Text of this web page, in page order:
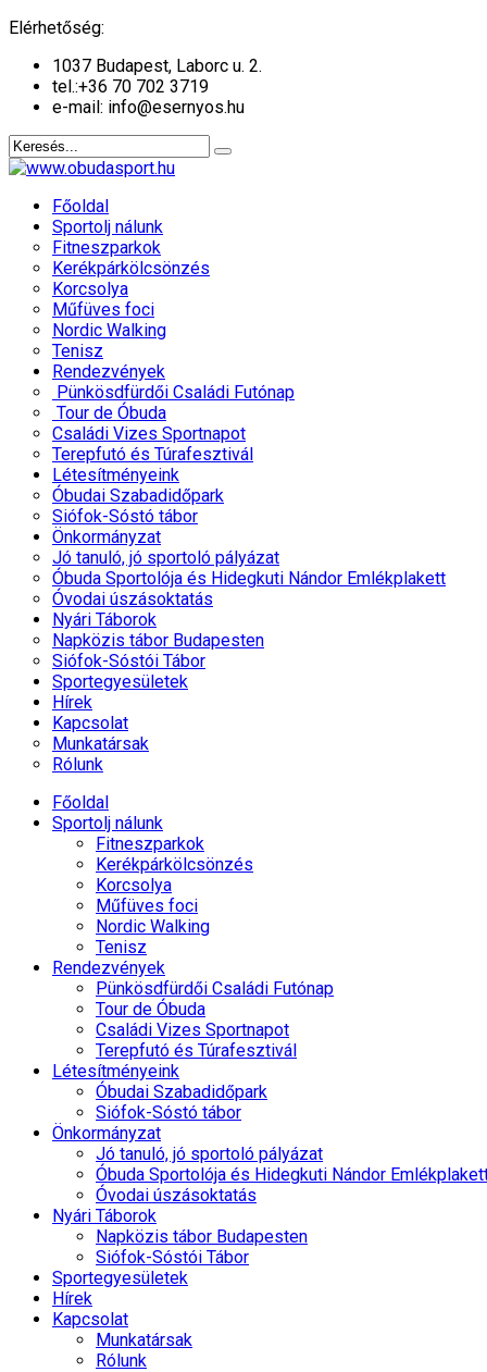
Elérhetőség:
1037 Budapest, Laborc u. 2.
tel.:+36 70 702 3719
e-mail: info@esernyos.hu
Főoldal
Sportolj nálunk
Fitneszparkok
Kerékpárkölcsönzés
Korcsolya
Műfüves foci
Nordic Walking
Tenisz
Rendezvények
Pünkösdfürdői Családi Futónap
Tour de Óbuda
Családi Vizes Sportnapot
Terepfutó és Túrafesztivál
Létesítményeink
Óbudai Szabadidőpark
Siófok-Sóstó tábor
Önkormányzat
Jó tanuló, jó sportoló pályázat
Óbuda Sportolója és Hidegkuti Nándor Emlékplakett
Óvodai úszásoktatás
Nyári Táborok
Napközis tábor Budapesten
Siófok-Sóstói Tábor
Sportegyesületek
Hírek
Kapcsolat
Munkatársak
Rólunk
Főoldal
Sportolj nálunk
Fitneszparkok
Kerékpárkölcsönzés
Korcsolya
Műfüves foci
Nordic Walking
Tenisz
Rendezvények
Pünkösdfürdői Családi Futónap
Tour de Óbuda
Családi Vizes Sportnapot
Terepfutó és Túrafesztivál
Létesítményeink
Óbudai Szabadidőpark
Siófok-Sóstó tábor
Önkormányzat
Jó tanuló, jó sportoló pályázat
Óbuda Sportolója és Hidegkuti Nándor
Óvodai úszásoktatás
Nyári Táborok
Napközis tábor Budapesten
Siófok-Sóstói Tábor
Sportegyesületek
Hírek
Kapcsolat
Munkatársak
Rólunk
év
hónap
év
hónap